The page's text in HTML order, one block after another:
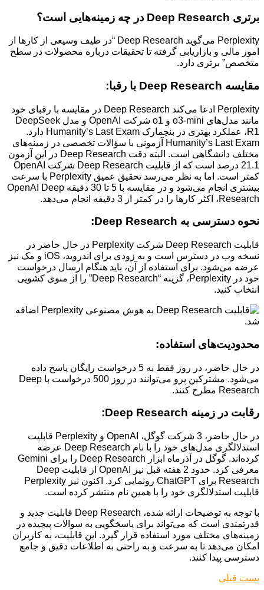
برتری Deep Research در چه زمینه‌هایی است؟
Perplexity می‌گوید Deep Research “در طیف وسیعی از کارها از
امور مالی و بازاریابی گرفته تا تحقیقات درباره محصولات در سطح
متخصص” برتری دارد.
مقایسه Deep Research با رقبا:
Perplexity ادعا می‌کند Deep Research در مقایسه با رقبای خود
مانند مدل‌های o3-mini و o1 شرکت OpenAI و مدل DeepSeek
R1، عملکرد بهتری در بنچمارک Humanity’s Last Exam دارد.
Humanity’s Last Exam آزمونی با سؤالات تخصصی در زمینه‌های
مختلف دانشگاهی است. البته دقت Deep Research در این آزمون
21.1 درصد است که از قابلیت Deep Research شرکت OpenAI
کمتر است. اما به نظر می‌رسد تحقیق عمیق Perplexity با سرعت
بیشتری انجام می‌شود و در مقایسه با 5 تا 30 دقیقه OpenAI Deep
Research، اکثر کارها را در کمتر از 3 دقیقه انجام می‌دهد.
نحوه دسترسی به Deep Research:
قابلیت Deep Research شرکت Perplexity در حال حاضر در
نسخه وب در دسترس است و به زودی برای اندروید، iOS و مک نیز
عرضه می‌شود. برای استفاده از آن، باید هنگام ارسال درخواست
خود در Perplexity، گزینه “Deep Research” را از منوی کشویی
انتخاب کنید.
محدودیت‌های استفاده:
در حال حاضر، در روز فقط به 5 درخواست رایگان پاسخ داده
می‌شود. مشترکین پرو می‌توانند در روز 500 درخواست با Deep
Research مطرح کنند.
رقابت در زمینه Deep Research:
در حال حاضر، 3 شرکت گوگل، OpenAI و Perplexity قابلیت
استدلالگری مدل‌های خود را با نام Deep Research عرضه
کرده‌اند. گوگل در آذرماه ابزار Deep Research را برای Gemini
معرفی کرد. حدود 2 هفته قبل نیز OpenAI از قابلیت Deep
Research برای ChatGPT رونمایی کرد. اکنون نیز Perplexity
قابلیت استدلالگری خود را با همین نام منتشر کرده است.
با توجه به توضیحات ارائه شده، Deep Research قابلیت جدید و
قدرتمندی است که می‌تواند برای پاسخگویی به سوالات پیچیده در
زمینه‌های مختلف مورد استفاده قرار گیرد. این قابلیت، به کاربران
امکان می‌دهد تا به سرعت و به راحتی به اطلاعات دقیق و جامع
دسترسی پیدا کنند.
پست قبلی